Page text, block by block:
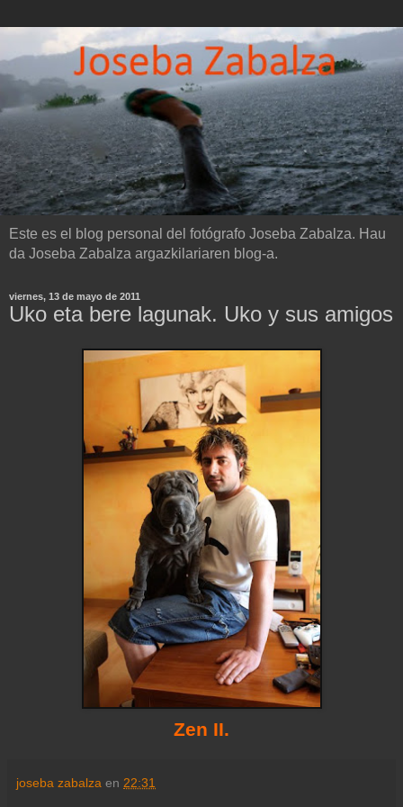
Este es el blog personal del fotógrafo Joseba Zabalza. Hau
da Joseba Zabalza argazkilariaren blog-a.
viernes, 13 de mayo de 2011
Uko eta bere lagunak. Uko y sus amigos
Zen II.
joseba zabalza en 22:31